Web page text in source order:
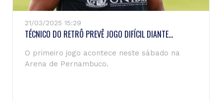
21/03/2025 15:29
TÉCNICO DO RETRÔ PREVÊ JOGO DIFÍCIL DIANTE...
O primeiro jogo acontece neste sábado na
Arena de Pernambuco.